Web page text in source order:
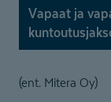
Vapaat ja vapautuvat paikat Kelan
(ent. Mitera Oy)